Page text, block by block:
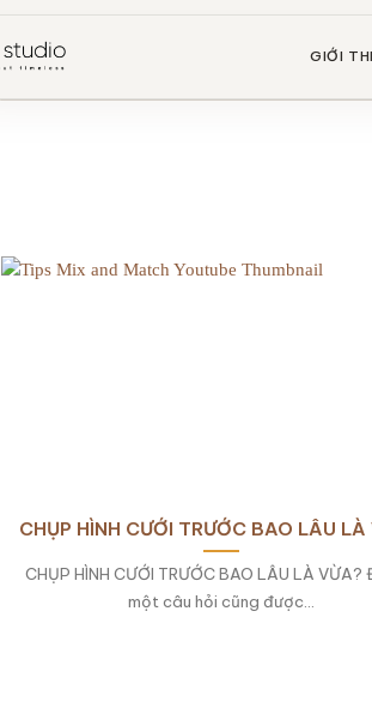
GIỚI
CHỤP HÌNH CƯỚI TRƯỚC BAO LÂU
CHỤP HÌNH CƯỚI TRƯỚC BAO LÂU LÀ VỪA?
một câu hỏi cũng được...